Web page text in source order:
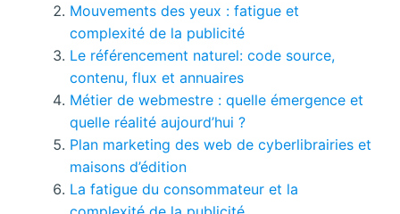
Mouvements des yeux : fatigue et
complexité de la publicité
Le référencement naturel: code source,
contenu, flux et annuaires
Métier de webmestre : quelle émergence et
quelle réalité aujourd’hui ?
Plan marketing des web de cyberlibrairies et
maisons d’édition
La fatigue du consommateur et la